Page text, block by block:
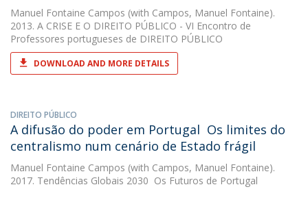
Manuel Fontaine Campos (with Campos, Manuel Fontaine).
2013. A CRISE E O DIREITO PÚBLICO - VI Encontro de
Professores portugueses de DIREITO PÚBLICO
DOWNLOAD AND MORE DETAILS
DIREITO PÚBLICO
A difusão do poder em Portugal  Os limites do
centralismo num cenário de Estado frágil
Manuel Fontaine Campos (with Campos, Manuel Fontaine).
2017. Tendências Globais 2030  Os Futuros de Portugal